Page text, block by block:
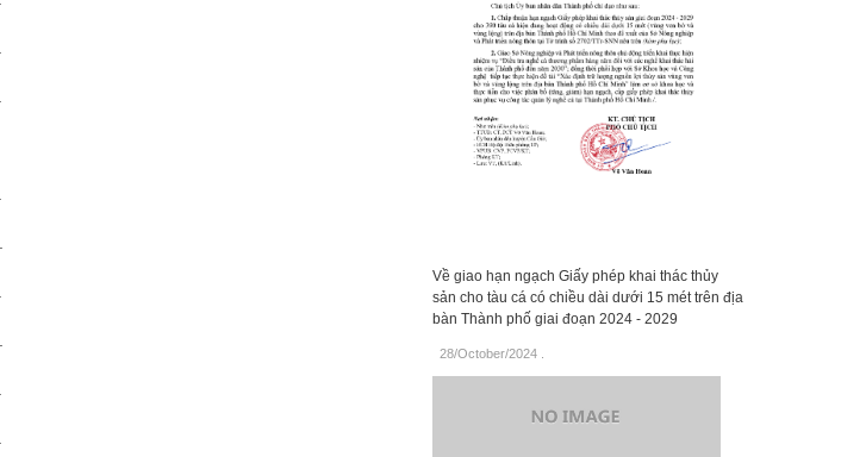
Về giao hạn ngạch Giấy phép khai thác thủy
sản cho tàu cá có chiều dài dưới 15 mét trên địa
bàn Thành phố giai đoạn 2024 - 2029
28/October/2024.